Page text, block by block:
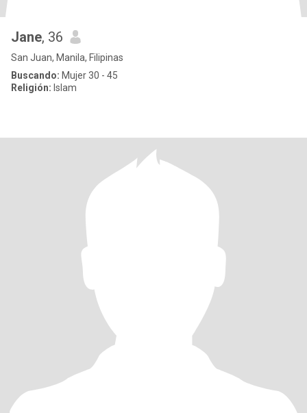
Jane, 36
San Juan, Manila, Filipinas
Buscando: Mujer 30 - 45
Religión: Islam